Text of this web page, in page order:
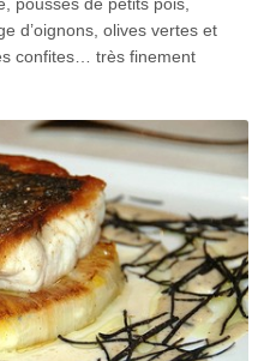
d’oignons, olives vertes et
confites… très finement